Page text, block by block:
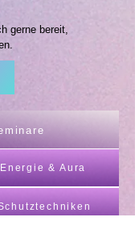
gerne bereit,
& Aura